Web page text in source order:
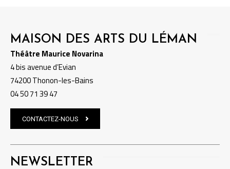
MAISON DES ARTS DU LÉMAN
Théâtre Maurice Novarina
4 bis avenue d’Evian
74200 Thonon-les-Bains
04 50 71 39 47
CONTACTEZ-NOUS
NEWSLETTER